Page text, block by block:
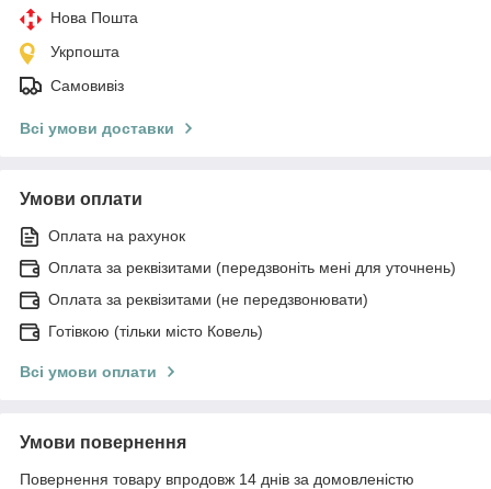
Нова Пошта
Укрпошта
Самовивіз
Всі умови доставки
Умови оплати
Оплата на рахунок
Оплата за реквізитами (передзвоніть мені для уточнень)
Оплата за реквізитами (не передзвонювати)
Готівкою (тільки місто Ковель)
Всі умови оплати
Умови повернення
Повернення товару впродовж 14 днів за домовленістю